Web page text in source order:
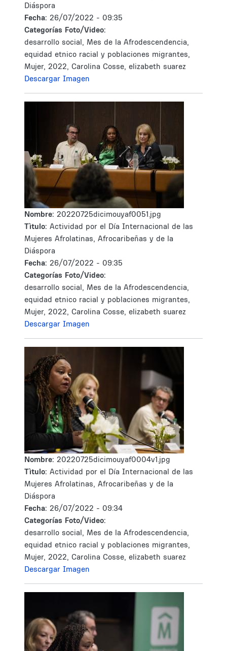
Diáspora
Fecha: 26/07/2022 - 09:35
Categorías Foto/Video:
desarrollo social, Mes de la Afrodescendencia,
equidad etnico racial y poblaciones migrantes,
Mujer, 2022, Carolina Cosse, elizabeth suarez
Descargar Imagen
Nombre: 20220725dicimouyaf0051.jpg
Tìtulo: Actividad por el Día Internacional de las
Mujeres Afrolatinas, Afrocaribeñas y de la
Diáspora
Fecha: 26/07/2022 - 09:35
Categorías Foto/Video:
desarrollo social, Mes de la Afrodescendencia,
equidad etnico racial y poblaciones migrantes,
Mujer, 2022, Carolina Cosse, elizabeth suarez
Descargar Imagen
Nombre: 20220725dicimouyaf0004v1.jpg
Tìtulo: Actividad por el Día Internacional de las
Mujeres Afrolatinas, Afrocaribeñas y de la
Diáspora
Fecha: 26/07/2022 - 09:34
Categorías Foto/Video:
desarrollo social, Mes de la Afrodescendencia,
equidad etnico racial y poblaciones migrantes,
Mujer, 2022, Carolina Cosse, elizabeth suarez
Descargar Imagen